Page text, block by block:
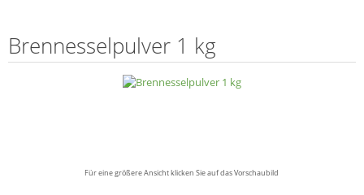
Brennessel­­pulver 1 kg
Für eine größere Ansicht klicken Sie auf das Vorschaubild